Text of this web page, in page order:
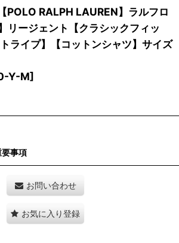
POLO RALPH LAUREN】ラルフロ
リージェント【クラシックフィッ
ライプ】【コットンシャツ】サイズ
Y-M]
事項
お問い合わせ
お気に入り登録